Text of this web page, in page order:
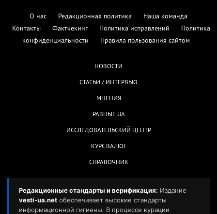
О нас Редакционная политика
Наша команда
Контакты
Фактчекинг Политика исправлений
Политика
конфиденциальности
Правила пользования сайтом
НОВОСТИ
СТАТЬИ / ИНТЕРВЬЮ
МНЕНИЯ
РАВНЫЕ.UA
ИССЛЕДОВАТЕЛЬСКИЙ ЦЕНТР
КУРС ВАЛЮТ
СПРАВОЧНИК
Редакционные стандарты и верификация: Издание
vesti-ua.net обеспечивает высокие стандарты
информационной гигиены. В процессе курации